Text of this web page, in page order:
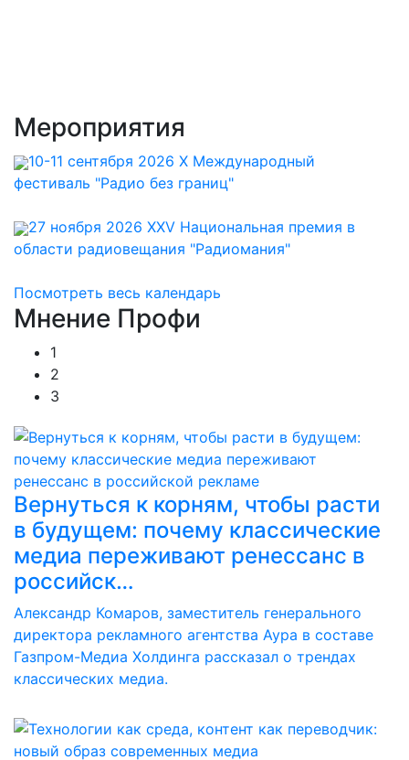
Мероприятия
10-11 сентября 2026 X Международный
фестиваль "Радио без границ"
27 ноября 2026 XXV Национальная премия в
области радиовещания "Радиомания"
Посмотреть весь календарь
Мнение Профи
1
2
3
Вернуться к корням, чтобы расти
в будущем: почему классические
медиа переживают ренессанс в
российск…
Александр Комаров, заместитель генерального
директора рекламного агентства Аура в составе
Газпром-Медиа Холдинга рассказал о трендах
классических медиа.